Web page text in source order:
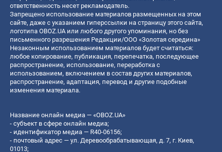
ответственность несет рекламодатель.
Запрещено использование материалов размещенных на этом
сайте, даже с указанием гиперссылки на страницу этого сайта,
логотипа OBOZ.UA или любого другого упоминания, но без
письменного разрешения Редакции/ООО «Золотая середина»
Незаконным использованием материалов будет считаться:
любое копирование, публикация, перепечатка, последующее
распространение, использование, переработка с
использованием, включением в состав других материалов,
распространение, адаптация, перевод и другие подобные
изменения материала.
Название онлайн медиа — «OBOZ.UA»
- субъект в сфере онлайн медиа;
- идентификатор медиа — R40-06156;
- почтовый адрес — ул. Деревообрабатывающая, д. 7, г. Киев,
01013;